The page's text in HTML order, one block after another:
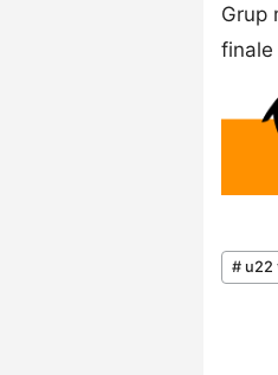
Grup
finale
# u22